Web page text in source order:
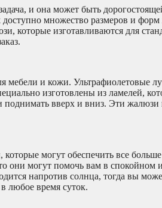
и она может быть
множество размеров и
которые изготавливаются для
и кожи. Ультрафиолетовые
изготовлены из ламелей,
вверх и вниз. Эти жалюзи
могут обеспечить все
они могут помочь вам в
напротив солнца, тогда вы
любое время суток.